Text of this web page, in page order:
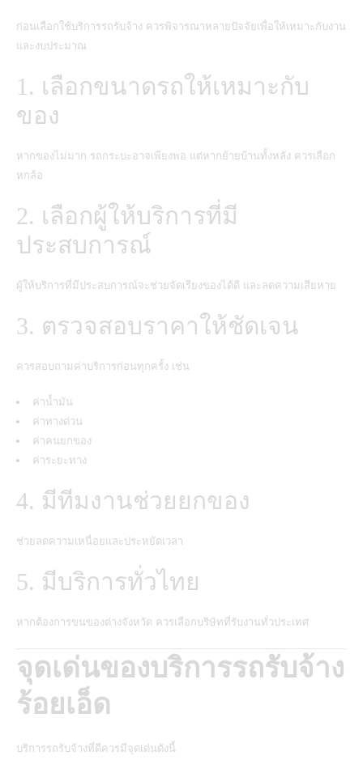
ก่อนเลือกใช้บริการรถรับจ้าง ควรพิจารณาหลายปัจจัยเพื่อให้เหมาะกับงาน
และงบประมาณ
1. เลือกขนาดรถให้เหมาะกับ
ของ
หากของไม่มาก รถกระบะอาจเพียงพอ แต่หากย้ายบ้านทั้งหลัง ควรเลือก
หกล้อ
2. เลือกผู้ให้บริการที่มี
ประสบการณ์
ผู้ให้บริการที่มีประสบการณ์จะช่วยจัดเรียงของได้ดี และลดความเสียหาย
3. ตรวจสอบราคาให้ชัดเจน
ควรสอบถามค่าบริการก่อนทุกครั้ง เช่น
ค่าน้ำมัน
ค่าทางด่วน
ค่าคนยกของ
ค่าระยะทาง
4. มีทีมงานช่วยยกของ
ช่วยลดความเหนื่อยและประหยัดเวลา
5. มีบริการทั่วไทย
หากต้องการขนของต่างจังหวัด ควรเลือกบริษัทที่รับงานทั่วประเทศ
จุดเด่นของบริการรถรับจ้าง
ร้อยเอ็ด
บริการรถรับจ้างที่ดีควรมีจุดเด่นดังนี้